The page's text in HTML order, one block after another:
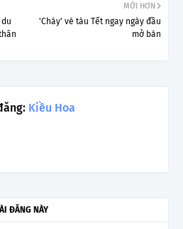
MỚI HƠN
'Cháy' vé tàu Tết ngay ngày đầu
mở bán
Kiều Hoa
ĐĂNG NÀY